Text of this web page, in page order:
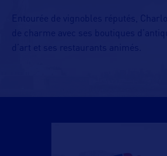
Entourée de vignobles réputés,
de charme avec ses boutiques
d’art et ses restaurants animés.